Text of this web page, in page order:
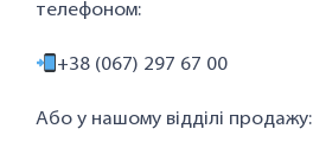
телефоном:
+38 (067) 297 67 00
Або у нашому відділі продажу: